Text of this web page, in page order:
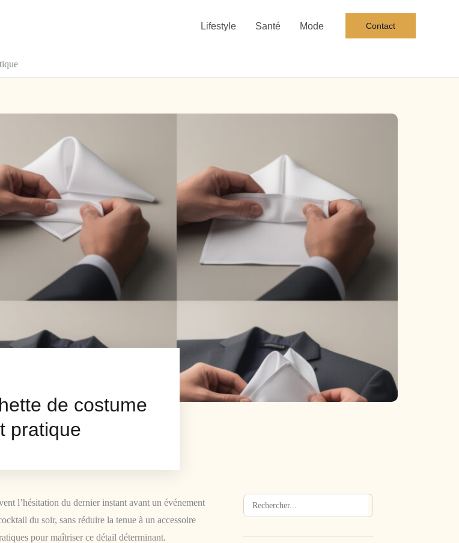
Lifestyle Santé Mode Contact
de costume
pratique
l’hésitation du dernier instant avant un événement
du soir, sans réduire la tenue à un accessoire
pour maîtriser ce détail déterminant.
Rechercher